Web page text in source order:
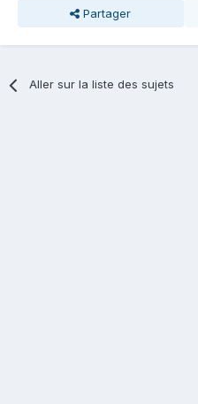
Partager
Aller sur la liste des sujets